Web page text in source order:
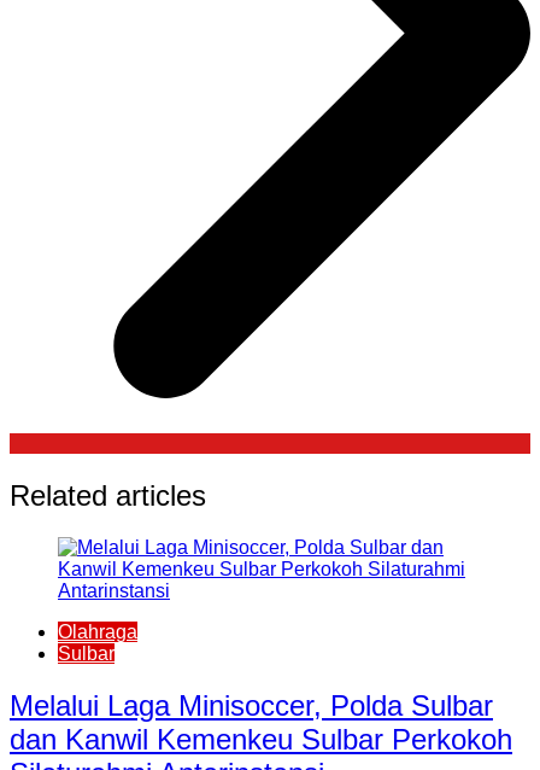
Related articles
Olahraga
Sulbar
Melalui Laga Minisoccer, Polda Sulbar
dan Kanwil Kemenkeu Sulbar Perkokoh